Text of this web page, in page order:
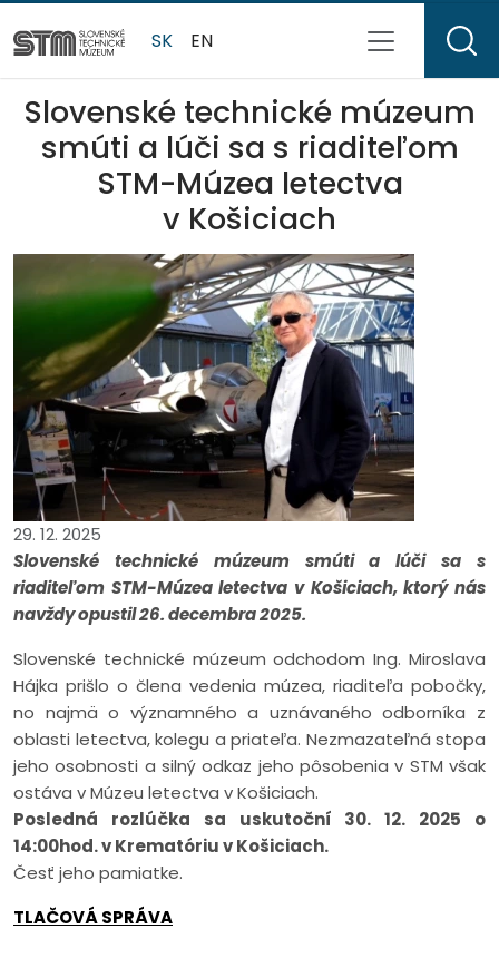
SK EN
Slovenské technické múzeum
smúti a lúči sa s riaditeľom
STM-Múzea letectva
v Košiciach
29. 12. 2025
Slovenské technické múzeum smúti a lúči sa s
riaditeľom STM-Múzea letectva v Košiciach, ktorý nás
navždy opustil 26. decembra 2025.
Slovenské technické múzeum odchodom Ing. Miroslava
Hájka prišlo o člena vedenia múzea, riaditeľa pobočky,
no najmä o významného a uznávaného odborníka z
oblasti letectva, kolegu a priateľa. Nezmazateľná stopa
jeho osobnosti a silný odkaz jeho pôsobenia v STM však
ostáva v Múzeu letectva v Košiciach.
Posledná rozlúčka sa uskutoční 30. 12. 2025 o
14:00hod. v Krematóriu v Košiciach.
Česť jeho pamiatke.
TLAČOVÁ SPRÁVA